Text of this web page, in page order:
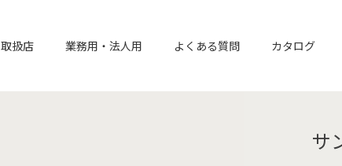
取扱店 業務用・法人用 よくある質問 カタログ
サ